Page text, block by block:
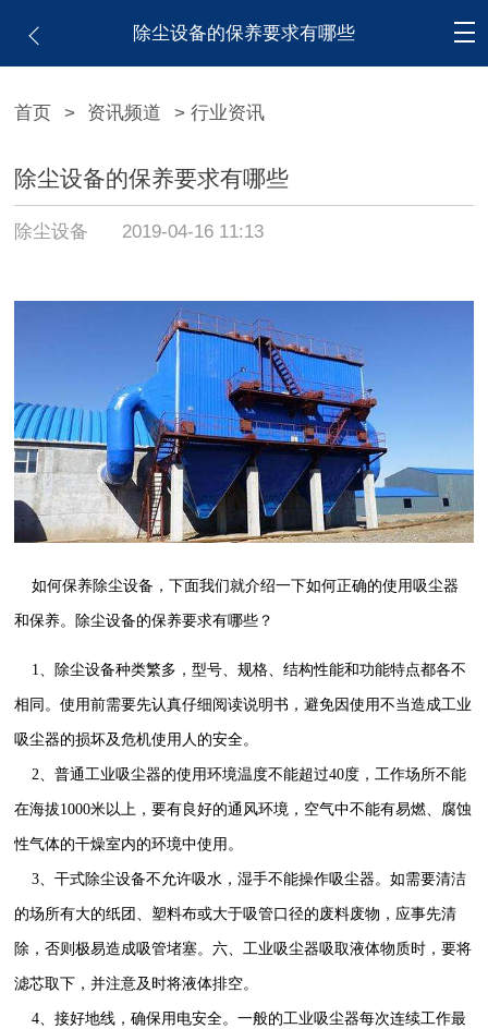
除尘设备的保养要求有哪些
首页 > 资讯频道 > 行业资讯
除尘设备的保养要求有哪些
除尘设备 2019-04-16 11:13
如何保养除尘设备，下面我们就介绍一下如何正确的使用吸尘器
和保养。除尘设备的保养要求有哪些？
1、除尘设备种类繁多，型号、规格、结构性能和功能特点都各不
相同。使用前需要先认真仔细阅读说明书，避免因使用不当造成工业
吸尘器的损坏及危机使用人的安全。
2、普通工业吸尘器的使用环境温度不能超过40度，工作场所不能
在海拔1000米以上，要有良好的通风环境，空气中不能有易燃、腐蚀
性气体的干燥室内的环境中使用。
3、干式除尘设备不允许吸水，湿手不能操作吸尘器。如需要清洁
的场所有大的纸团、塑料布或大于吸管口径的废料废物，应事先清
除，否则极易造成吸管堵塞。六、工业吸尘器吸取液体物质时，要将
滤芯取下，并注意及时将液体排空。
4、接好地线，确保用电安全。一般的工业吸尘器每次连续工作最